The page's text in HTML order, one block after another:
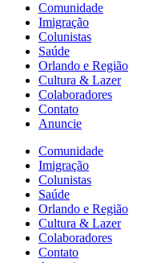
Comunidade
Imigração
Colunistas
Saúde
Orlando e Região
Cultura & Lazer
Colaboradores
Contato
Anuncie
Comunidade
Imigração
Colunistas
Saúde
Orlando e Região
Cultura & Lazer
Colaboradores
Contato